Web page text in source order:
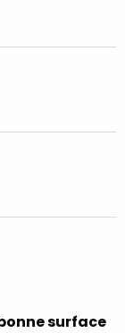
surface